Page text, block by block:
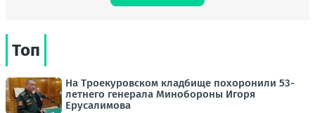
Топ
На Троекуровском кладбище похоронили 53-
летнего генерала Минобороны Игоря
Ерусалимова